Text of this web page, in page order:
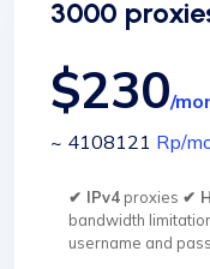
3000
$230/
~ 4108121 Rp/
✔ IPv4proxies ✔
bandwidth
username and